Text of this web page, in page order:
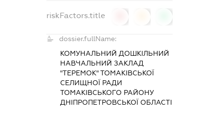
riskFactors.title
dossier.fullName:
КОМУНАЛЬНИЙ ДОШКІЛЬНИЙ
НАВЧАЛЬНИЙ ЗАКЛАД
"ТЕРЕМОК" ТОМАКІВСЬКОЇ
СЕЛИЩНОЇ РАДИ
ТОМАКІВСЬКОГО РАЙОНУ
ДНІПРОПЕТРОВСЬКОЇ ОБЛАСТІ